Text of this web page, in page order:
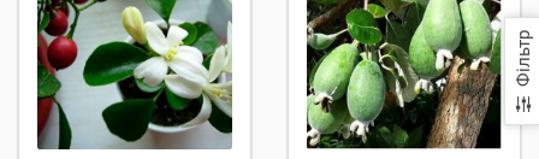
Фільтр